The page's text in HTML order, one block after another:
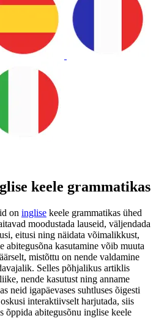
keele grammatikas
on inglise keele grammatikas ühed
moodustada lauseid, väljendada
eitusi ning näidata võimalikkust,
abitegusõna kasutamine võib muuta
mistõttu on nende valdamine
Selles põhjalikus artiklis
nende kasutust ning anname
neid igapäevases suhtluses õigesti
interaktiivselt harjutada, siis
õppida abitegusõnu inglise keele